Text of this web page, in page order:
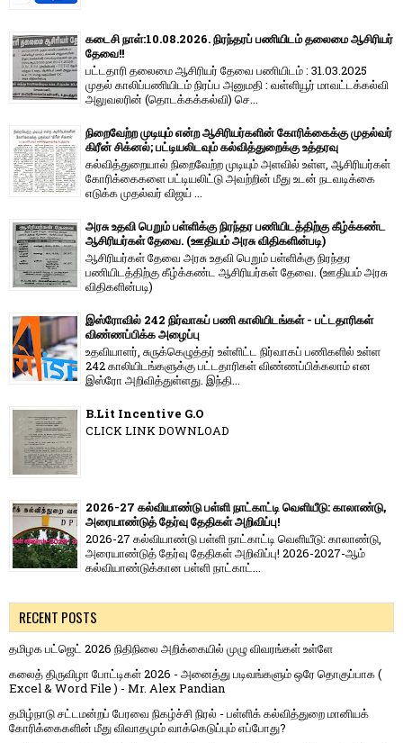
கடைசி நாள்:10.08.2026. நிரந்தரப் பணியிடம் தலைமை ஆசிரியர்
தேவை!!
பட்டதாரி தலைமை ஆசிரியர் தேவை பணியிடம் : 31.03.2025
முதல் காலிப்பணியிடம் நிரப்ப அனுமதி : வள்ளியூர் மாவட்டக்கல்வி
அலுவலரின் (தொடக்கக்கல்வி) செ...
நிறைவேற்ற முடியும் என்ற ஆசிரியர்களின் கோரிக்கைக்கு முதல்வர்
கிரீன் சிக்னல்; பட்டியலிடவும் கல்வித்துறைக்கு உத்தரவு
கல்வித்துறையால் நிறைவேற்ற முடியும் அளவில் உள்ள, ஆசிரியர்கள்
கோரிக்கைகளை பட்டியலிட்டு அவற்றின் மீது உடன் நடவடிக்கை
எடுக்க முதல்வர் விஜய் ...
அரசு உதவி பெறும் பள்ளிக்கு நிரந்தர பணியிடத்திற்கு கீழ்க்கண்ட
ஆசிரியர்கள் தேவை. (ஊதியம் அரசு விதிகளின்படி)
ஆசிரியர்கள் தேவை அரசு உதவி பெறும் பள்ளிக்கு நிரந்தர
பணியிடத்திற்கு கீழ்க்கண்ட ஆசிரியர்கள் தேவை. (ஊதியம் அரசு
விதிகளின்படி)
இஸ்ரோவில் 242 நிர்வாகப் பணி காலியிடங்கள் - பட்டதாரிகள்
விண்ணப்பிக்க அழைப்பு
உதவியாளர், சுருக்கெழுத்தர் உள்ளிட்ட நிர்வாகப் பணிகளில் உள்ள
242 காலியிடங்களுக்கு பட்டதாரிகள் விண்ணப்பிக்கலாம் என
இஸ்ரோ அறிவித்துள்ளது. இந்தி...
B.Lit Incentive G.O
CLICK LINK DOWNLOAD
2026-27 கல்வியாண்டு பள்ளி நாட்காட்டி வெளியீடு: காலாண்டு,
அரையாண்டுத் தேர்வு தேதிகள் அறிவிப்பு!
2026-27 கல்வியாண்டு பள்ளி நாட்காட்டி வெளியீடு: காலாண்டு,
அரையாண்டுத் தேர்வு தேதிகள் அறிவிப்பு! 2026-2027-ஆம்
கல்வியாண்டுக்கான பள்ளி நாட்காட்...
RECENT POSTS
தமிழக பட்ஜெட் 2026 நிதிநிலை அறிக்கையில் முழு விவரங்கள் உள்ளே
கலைத் திருவிழா போட்டிகள் 2026 - அனைத்து படிவங்களும் ஒரே தொகுப்பாக (
Excel & Word File ) - Mr. Alex Pandian
தமிழ்நாடு சட்டமன்றப் பேரவை நிகழ்ச்சி நிரல் - பள்ளிக் கல்வித்துறை மானியக்
கோரிக்கைகளின் மீது விவாதமும் வாக்கெடுப்பும் எப்போது?